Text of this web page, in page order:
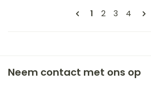
Pagina's
U lees
1 Pagina
2 Pagina
3 Pagina
4
Neem contact met ons op